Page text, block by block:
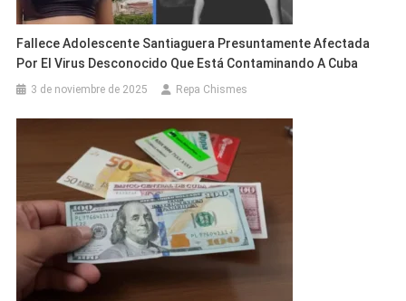
Fallece Adolescente Santiaguera Presuntamente Afectada
Por El Virus Desconocido Que Está Contaminando A Cuba
3 de noviembre de 2025 Repa Chismes